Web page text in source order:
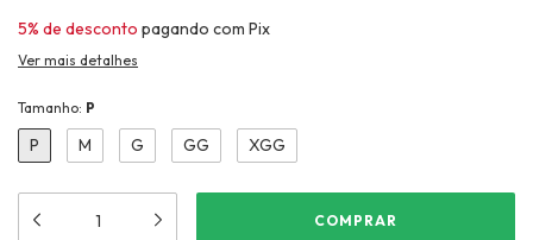
5% de desconto pagando com Pix
Ver mais detalhes
Tamanho: P
P M G GG XGG